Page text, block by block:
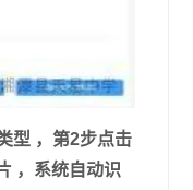
型 ，第2步点击
，系统自动识